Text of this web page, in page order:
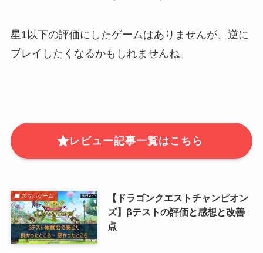
星1以下の評価にしたゲームはありませんが、逆に
プレイしたくなるかもしれませんね。
レビュー記事一覧はこちら
スマホゲーム
【ドラゴンクエストチャンピオン
ズ】βテストの評価と感想と改善
点